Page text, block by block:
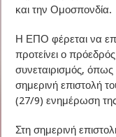
και την Ομοσπονδία.
Η ΕΠΟ φέρεται να
προτείνει ο
συνεταιρισμός,
σημερινή επιστολή
(27/9) ενημέρωση της
Στη σημερινή